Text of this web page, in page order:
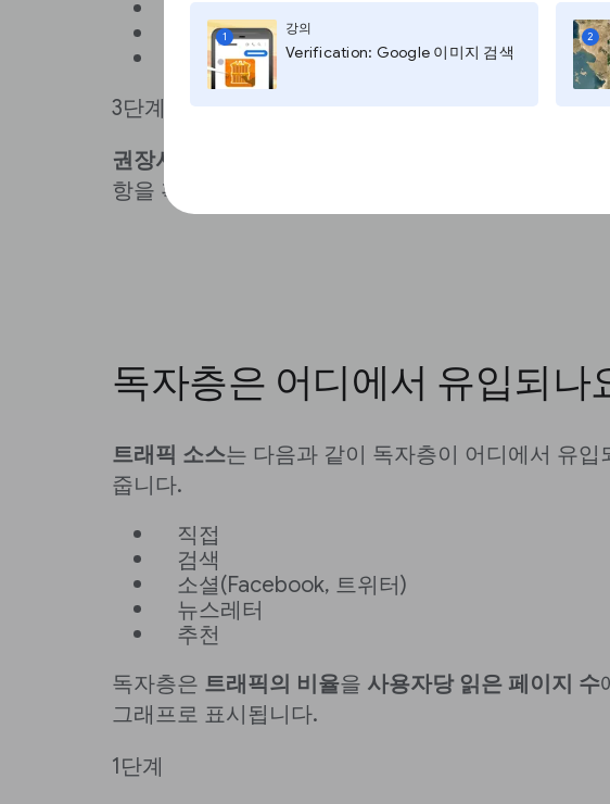
1
강의
Verification: Google 이미지 검색
2
참여하는 방식은 어떤가요?
얼마나 자주 방문하나요?
3단계
권장사항 보기
항을 확인합니다.
독자층은 어디에서 유입되나
트래픽 소스는 다음과 같이 독자층이 어디에서 유입
줍니다.
직접
검색
소셜(Facebook, 트위터)
뉴스레터
추천
독자층은 트래픽의 비율을 사용자당 읽은 페이지 수
그래프로 표시됩니다.
1단계